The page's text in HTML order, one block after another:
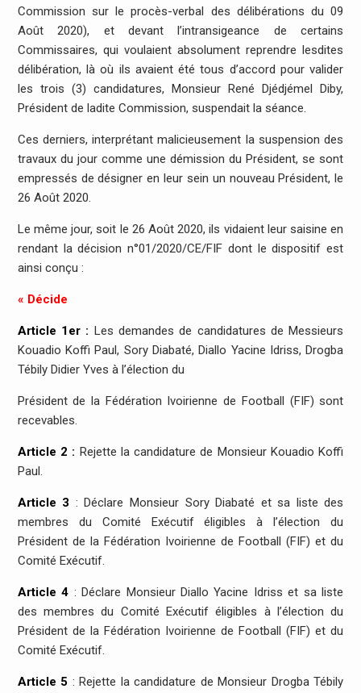
Commission sur le procès-verbal des délibérations du 09
Août 2020), et devant l’intransigeance de certains
Commissaires, qui voulaient absolument reprendre lesdites
délibération, là où ils avaient été tous d’accord pour valider
les trois (3) candidatures, Monsieur René Djédjémel Diby,
Président de ladite Commission, suspendait la séance.
Ces derniers, interprétant malicieusement la suspension des
travaux du jour comme une démission du Président, se sont
empressés de désigner en leur sein un nouveau Président, le
26 Août 2020.
Le même jour, soit le 26 Août 2020, ils vidaient leur saisine en
rendant la décision n°01/2020/CE/FIF dont le dispositif est
ainsi conçu :
« Décide
Article 1er : Les demandes de candidatures de Messieurs
Kouadio Koffi Paul, Sory Diabaté, Diallo Yacine Idriss, Drogba
Tébily Didier Yves à l’élection du
Président de la Fédération Ivoirienne de Football (FIF) sont
recevables.
Article 2 : Rejette la candidature de Monsieur Kouadio Koffi
Paul.
Article 3 : Déclare Monsieur Sory Diabaté et sa liste des
membres du Comité Exécutif éligibles à l’élection du
Président de la Fédération Ivoirienne de Football (FIF) et du
Comité Exécutif.
Article 4 : Déclare Monsieur Diallo Yacine Idriss et sa liste
des membres du Comité Exécutif éligibles à l’élection du
Président de la Fédération Ivoirienne de Football (FIF) et du
Comité Exécutif.
Article 5 : Rejette la candidature de Monsieur Drogba Tébily